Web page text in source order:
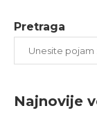
Pretraga
Najnovije